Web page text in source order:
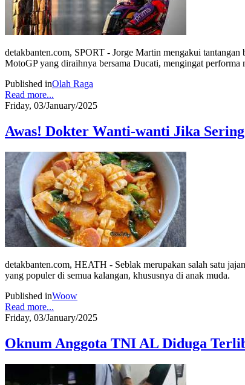
detakbanten.com, SPORT - Jorge Martin mengakui
MotoGP yang diraihnya bersama Ducati, mengingat
Published inOlah Raga
Read more...
Friday, 03/January/2025
Awas! Dokter Wanti-wanti Jika
detakbanten.com, HEATH - Seblak merupakan salah satu
yang populer di semua kalangan, khususnya di anak muda.
Published inWoow
Read more...
Friday, 03/January/2025
Oknum Anggota TNI AL Diduga